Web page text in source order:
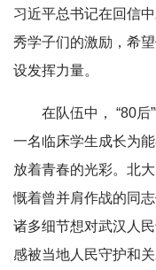
习近平总书记在回信
秀学子们的激励，希
设发挥力量。
在队伍中， “80后
一名临床学生成长为
放着青春的光彩。北
慨着曾并肩作战的同
诸多细节想对武汉人
感被当地人民守护和